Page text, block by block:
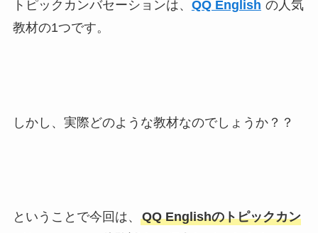
トピックカンバセーションは、 QQ English の人気
教材の1つです。
しかし、実際どのような教材なのでしょうか？？
ということで今回は、 QQ Englishのトピックカン